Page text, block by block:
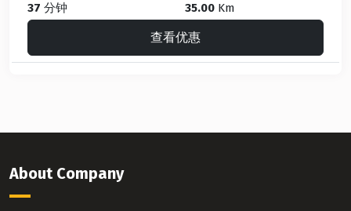
37 分钟 35.00 Km
查看优惠
About Company